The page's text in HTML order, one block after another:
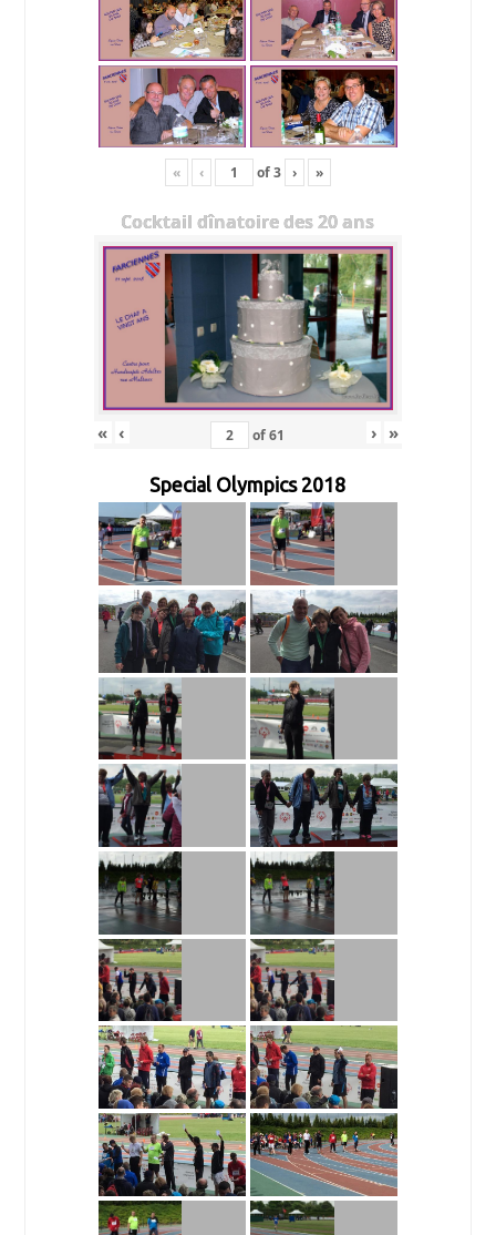
« ‹ of3 › »
Cocktail dînatoire des 20 ans
« ‹ of61 › »
Special Olympics 2018